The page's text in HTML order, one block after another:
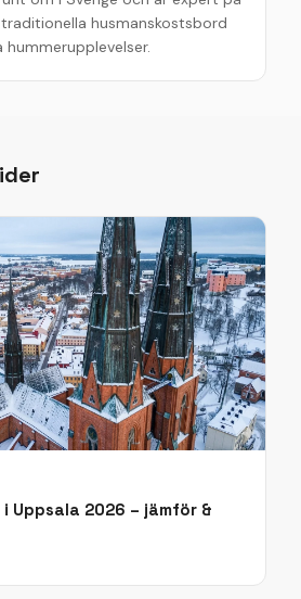
husmanskostsbord
hummerupplevelser.
Uppsala 2026 – jämför &